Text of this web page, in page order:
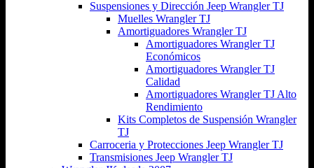
Suspensiones y Dirección Jeep Wrangler TJ
Muelles Wrangler TJ
Amortiguadores Wrangler TJ
Amortiguadores Wrangler TJ
Económicos
Amortiguadores Wrangler TJ
Calidad
Amortiguadores Wrangler TJ Alto
Rendimiento
Kits Completos de Suspensión Wrangler
TJ
Carroceria y Protecciones Jeep Wrangler TJ
Transmisiones Jeep Wrangler TJ